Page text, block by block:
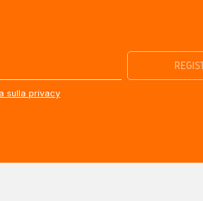
sulla privacy